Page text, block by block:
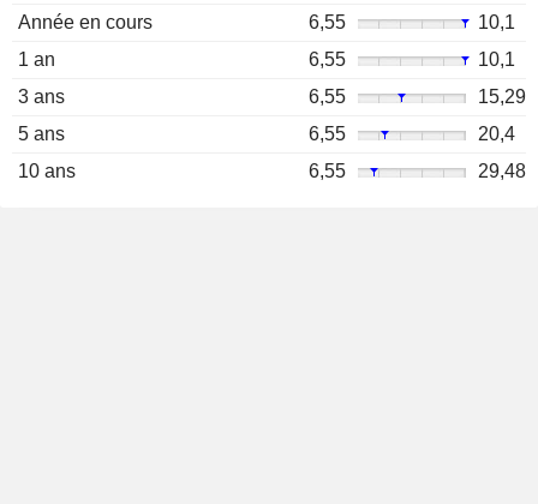
Année en cours
6,55
10,1
1 an
6,55
10,1
3 ans
6,55
15,29
5 ans
6,55
20,4
10 ans
6,55 29,48